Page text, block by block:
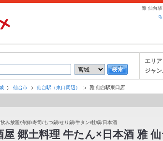
雅 仙台
エリア
ジャ
仙台市 仙台駅（東口周辺） 雅 仙台駅東口店
み放題/海鮮/寿司/もつ鍋/せり鍋/牛タン/牡蠣/日本酒
屋 郷土料理 牛たん×日本酒 雅